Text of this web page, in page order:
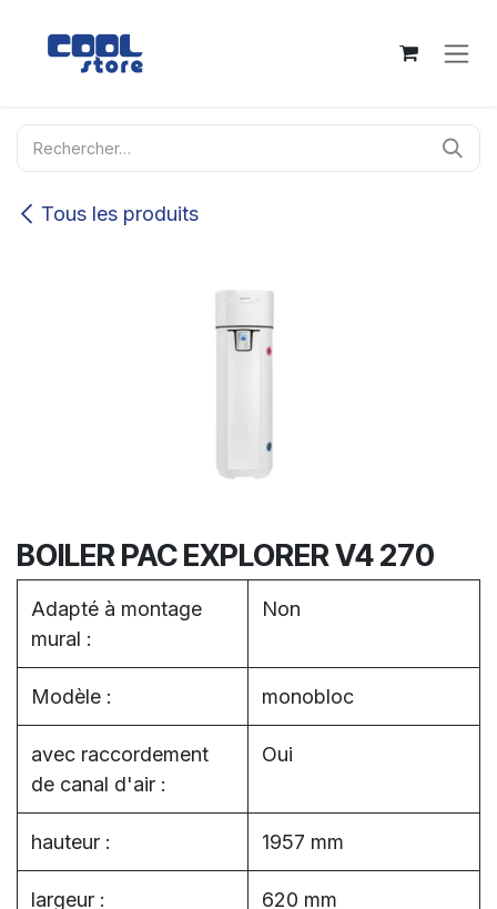
Tous les produits
BOILER PAC EXPLORER V4 270
Adapté à montage
mural :
Non
Modèle : monobloc
avec raccordement
de canal d'air :
Oui
hauteur : 1957 mm
largeur : 620 mm